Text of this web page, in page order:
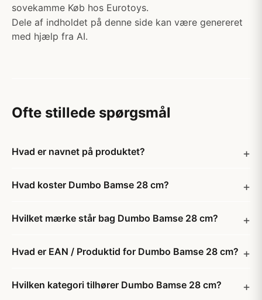
sovekamme Køb hos Eurotoys.
Dele af indholdet på denne side kan være genereret
med hjælp fra AI.
Ofte stillede spørgsmål
Hvad er navnet på produktet?
Hvad koster Dumbo Bamse 28 cm?
Hvilket mærke står bag Dumbo Bamse 28 cm?
Hvad er EAN / Produktid for Dumbo Bamse 28 cm?
Hvilken kategori tilhører Dumbo Bamse 28 cm?